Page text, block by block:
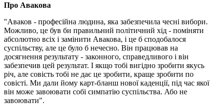
Про Авакова
"Аваков - професійна людина, яка забезпечила чесні вибори.
Можливо, це був би правильний політичний хід - поміняти
абсолютно всіх і замінити Авакова, і це б сподобалося
суспільству, але це було б нечесно. Він працював на
досягнення результату - законного, справедливого і він
забезпечив цей результат. І якщо тобі вигідно зробити якусь
річ, але совість тобі не дає це зробити, краще зробити по
совісті. Ми дали йому карт-бланш нової каденції, під час якої
він може завоювати собі симпатію суспільства. Або не
завоювати".